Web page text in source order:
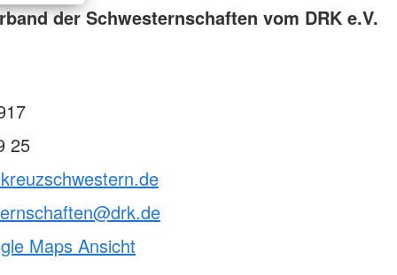
der Schwesternschaften vom DRK e.V.
25
Maps Ansicht